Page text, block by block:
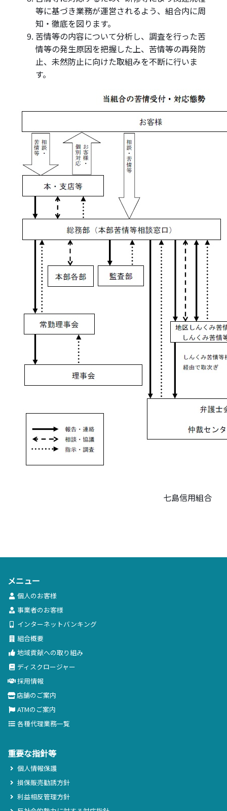
等に基づき業務が運営されるよう、組合内に周
知・徹底を図ります。
苦情等の内容について分析し、調査を行った苦
情等の発生原因を把握した上、苦情等の再発防
止、未然防止に向けた取組みを不断に行いま
す。
七島信用組合
メニュー
個人のお客様
事業者のお客様
インターネットバンキング
組合概要
地域貢献への取り組み
ディスクロージャー
採用情報
店舗のご案内
ATMのご案内
各種代理業務一覧
重要な指針等
個人情報保護
損保販売勧誘方針
利益相反管理方針